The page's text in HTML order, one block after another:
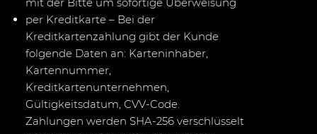
per Kreditkarte – Bei der
Kreditkartenzahlung gibt der Kunde
folgende Daten an: Karteninhaber,
Kartennummer,
Kreditkartenunternehmen,
Gültigkeitsdatum, CVV-Code.
Zahlungen werden SHA-256 verschlüsselt